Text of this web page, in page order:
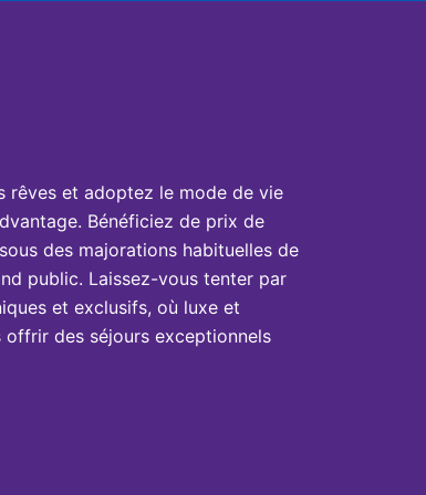
rêves et adoptez le mode de vie
Bénéficiez de prix de
des majorations habituelles de
public. Laissez-vous tenter par
et exclusifs, où luxe et
des séjours exceptionnels